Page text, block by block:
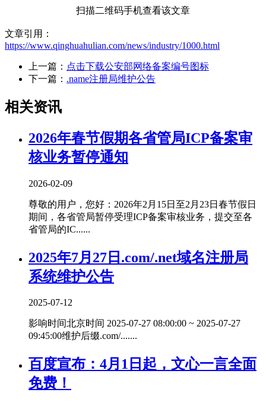
扫描二维码手机查看该文章
文章引用：
https://www.qinghuahulian.com/news/industry/1000.html
上一篇： 点击下载公安部网络备案编号图标
下一篇： .name注册局维护公告
相关资讯
2026年春节假期各省管局ICP备案审
核业务暂停通知
2026-02-09
尊敬的用户，您好：2026年2月15日至2月23日春节假日
期间，各省管局暂停受理ICP备案审核业务，提交至各
省管局的IC......
2025年7月27日.com/.net域名注册局
系统维护公告
2025-07-12
影响时间北京时间 2025-07-27 08:00:00 ~ 2025-07-27
09:45:00维护后缀.com/.......
百度宣布：4月1日起，文心一言全面
免费！